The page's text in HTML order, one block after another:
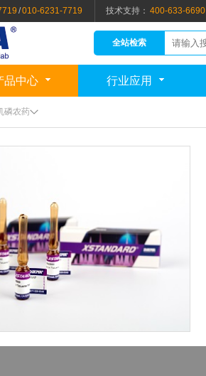
/010-6231-7719 技术支持： 400-633-6690
全站检索
品中心 行业应用
磷农药